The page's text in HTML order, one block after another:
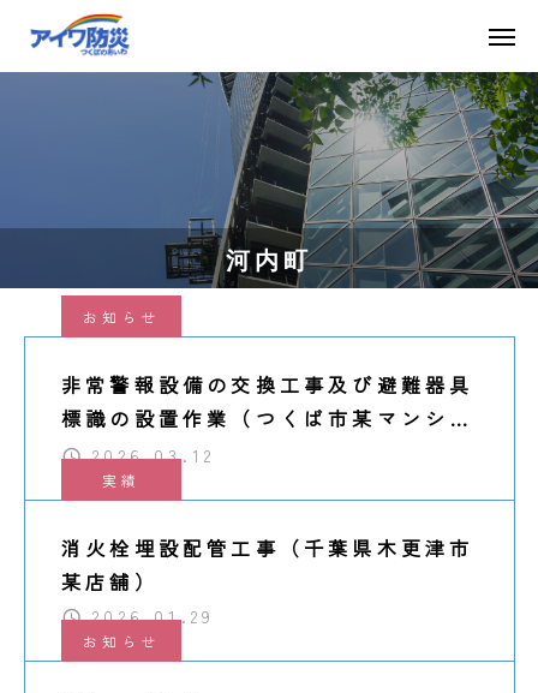
河内町
お知らせ
非常警報設備の交換工事及び避難器具
標識の設置作業（つくば市某マンショ
ン）2026.03.12
実績
消火栓埋設配管工事（千葉県木更津市
某店舗）
2026.01.29
お知らせ